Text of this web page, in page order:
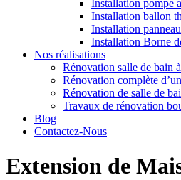
Installation pompe
Installation ballon
Installation
Installation Borne
Nos réalisations
Rénovation salle de bain
Rénovation complète
Rénovation de salle de
Travaux de rénovation
Blog
Contactez-Nous
Extension de